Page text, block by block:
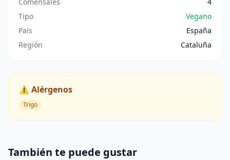
Tipo
Vegano
País
España
Región
Cataluña
⚠️ Alérgenos
Trigo
También te puede gustar